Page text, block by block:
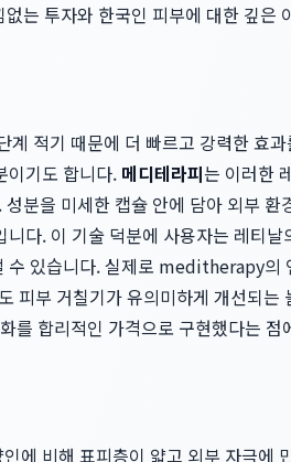
는 투자와 한국인 피부에 대한 깊은
적기 때문에 더 빠르고 강력한 효
이기도 합니다. 메디테라피는 이러한
분을 미세한 캡슐 안에 담아 외부 환
다. 이 기술 덕분에 사용자는 레티
수 있습니다. 실제로 meditherapy의
피부 거칠기가 유의미하게 개선되는
를 합리적인 가격으로 구현했다는 점
에 비해 표피층이 얇고 외부 자극에